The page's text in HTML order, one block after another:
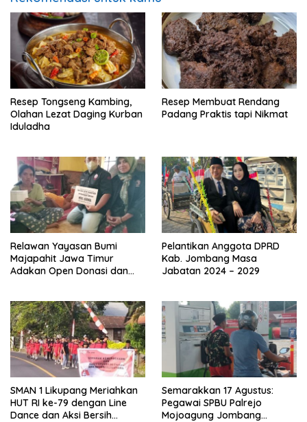
Resep Tongseng Kambing,
Olahan Lezat Daging Kurban
Iduladha
Resep Membuat Rendang
Padang Praktis tapi Nikmat
Relawan Yayasan Bumi
Majapahit Jawa Timur
Adakan Open Donasi dan
Pelantikan Anggota DPRD
Kab. Jombang Masa
Jabatan 2024 – 2029
SMAN 1 Likupang Meriahkan
HUT RI ke-79 dengan Line
Dance dan Aksi Bersih
Semarakkan 17 Agustus:
Pegawai SPBU Palrejo
Mojoagung Jombang